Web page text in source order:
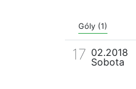
Góly (1)
17 02.2018
Sobota